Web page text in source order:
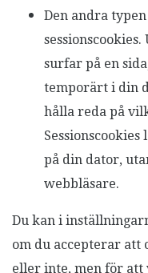
Den andra
surfar på en
temporärt i din
hålla reda på
på din dator,
webbläsare.
Du kan i
om du accepterar att
eller inte, men för att